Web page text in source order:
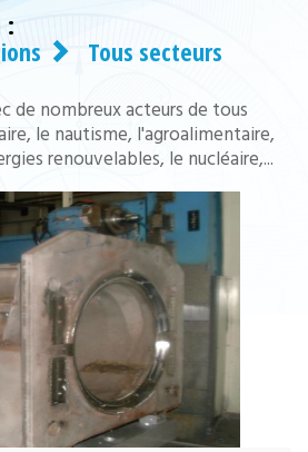
:
Tous secteurs
de nombreux acteurs de tous
le nautisme, l'agroalimentaire,
renouvelables, le nucléaire,...